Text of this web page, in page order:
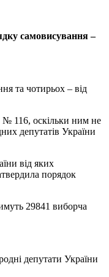
самовисування –
та чотирьох – від
№ 116, оскільки ним не
депутатів України
від яких
порядок
29841 виборча
депутати України